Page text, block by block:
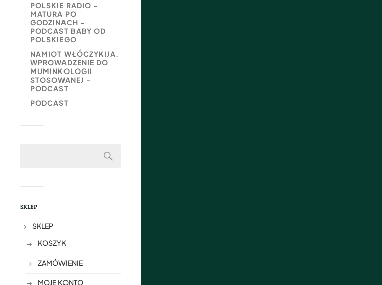
POLSKIE RADIO –
MATURA PO
GODZINACH –
PODCAST BABY OD
POLSKIEGO
NAMIOT WŁÓCZYKIJA.
WPROWADZENIE DO
MUMINKOLOGII
STOSOWANEJ –
PODCAST
PODCAST
SKLEP
SKLEP
KOSZYK
ZAMÓWIENIE
MOJE KONTO